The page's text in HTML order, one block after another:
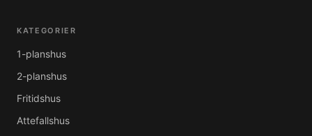
KATEGORIER
1-planshus
2-planshus
Fritidshus
Attefallshus